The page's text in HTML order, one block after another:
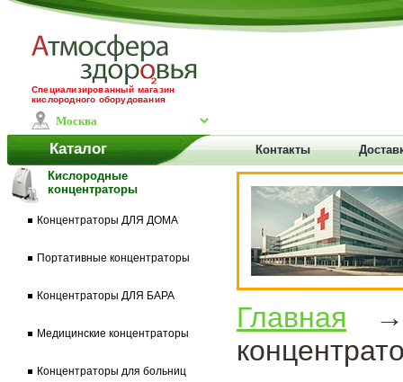
Специализированный магазин
кислородного оборудования
Каталог Контакты
Кислородные
концентраторы
Концентраторы ДЛЯ ДОМА
Портативные концентраторы
Концентраторы ДЛЯ БАРА
Медицинские концентраторы
Концентраторы для больниц
Главная